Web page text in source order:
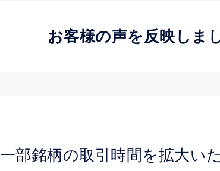
お客様の声を反映しま
一部銘柄の取引時間を拡大い